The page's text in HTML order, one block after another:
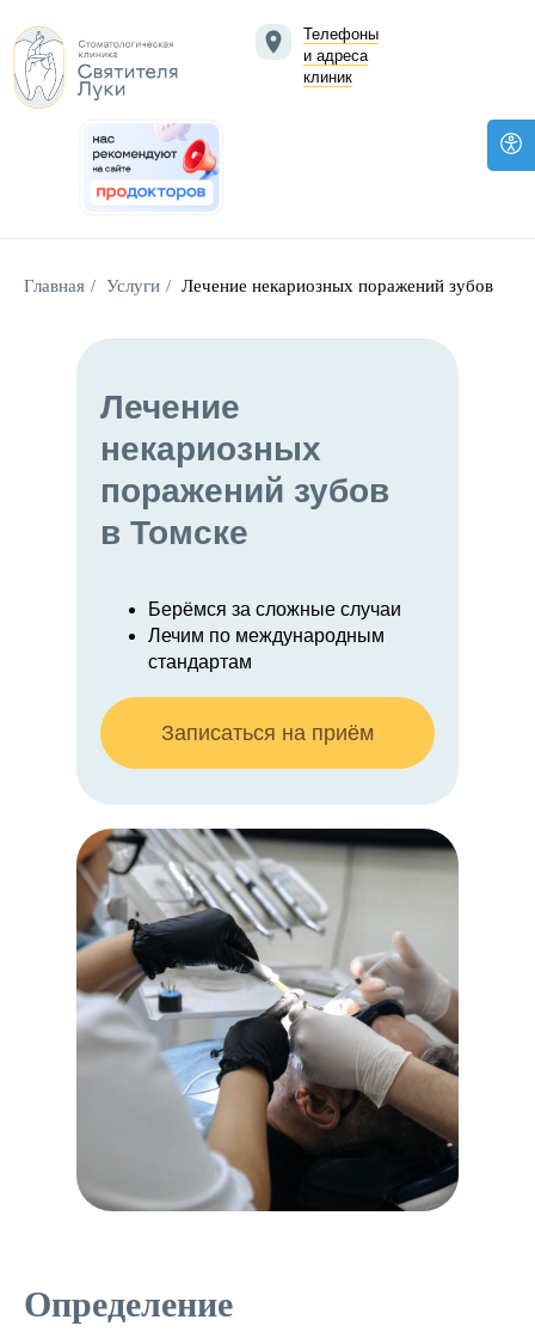
Телефоны
и адреса
клиник
Главная / Услуги / Лечение некариозных поражений зубов
Лечение
некариозных
поражений зубов
в Томске
Берёмся за сложные случаи
Лечим по международным
стандартам
Записаться на приём
Определение